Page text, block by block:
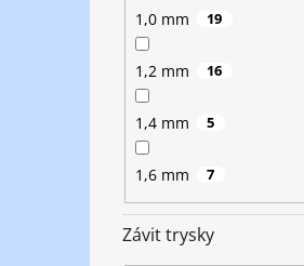
1,0 mm 19
1,2 mm 16
1,4 mm 5
1,6 mm 7
Závit trysky